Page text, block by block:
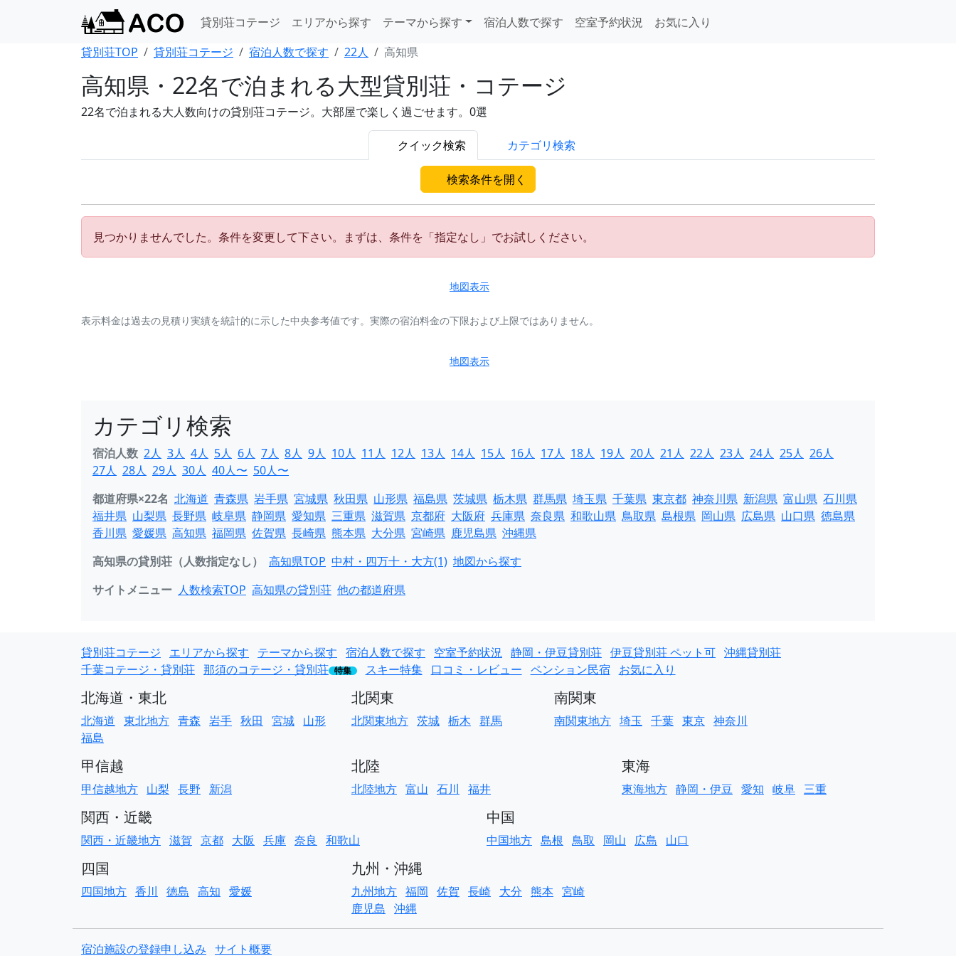
貸別荘コテージ エリアから探す テーマから探す 宿泊人数で探す 空室予約状況
お気に入り
貸別荘TOP
貸別荘コテージ 宿泊人数で探す 22人 高知県
高知県・22名で泊まれる大型貸別荘・コテージ
22名で泊まれる大人数向けの貸別荘コテージ。大部屋で楽しく過ごせます。0選
クイック検索 カテゴリ検索
検索条件を開く
見つかりませんでした。条件を変更して下さい。まずは、条件を「指定なし」でお試しください。
地図表示
表示料金は過去の見積り実績を統計的に示した中央参考値です。実際の宿泊料金の下限および上限ではありません。
地図表示
カテゴリ検索
宿泊人数 2人 3人 4人 5人 6人 7人 8人 9人 10人 11人 12人 13人 14人 15人 16人 17人 18人 19人 20人 21人 22人 23人 24人 25人 26人
27人 28人 29人 30人 40人〜 50人〜
都道府県×22名 北海道 青森県 岩手県 宮城県 秋田県 山形県 福島県 茨城県 栃木県 群馬県 埼玉県 千葉県 東京都 神奈川県 新潟県 富山県 石川県
福井県 山梨県 長野県 岐阜県 静岡県 愛知県 三重県 滋賀県 京都府 大阪府 兵庫県 奈良県 和歌山県 鳥取県 島根県 岡山県 広島県 山口県 徳島県
香川県 愛媛県 高知県 福岡県 佐賀県 長崎県 熊本県 大分県 宮崎県 鹿児島県 沖縄県
高知県の貸別荘（人数指定なし）
高知県TOP 中村・四万十・大方(1) 地図から探す
サイトメニュー 人数検索TOP 高知県の貸別荘 他の都道府県
貸別荘コテージ エリアから探す テーマから探す 宿泊人数で探す 空室予約状況 静岡・伊豆貸別荘 伊豆貸別荘 ペット可 沖縄貸別荘
千葉コテージ・貸別荘 那須のコテージ・貸別荘 特集 スキー特集 口コミ・レビュー ペンション民宿 お気に入り
北海道・東北
北海道 東北地方 青森 岩手 秋田 宮城 山形
福島
北関東
北関東地方 茨城 栃木 群馬
南関東
南関東地方 埼玉 千葉 東京 神奈川
甲信越
甲信越地方 山梨 長野 新潟
北陸
北陸地方 富山 石川 福井
東海
東海地方 静岡・伊豆 愛知 岐阜 三重
関西・近畿
関西・近畿地方 滋賀 京都 大阪 兵庫 奈良 和歌山
中国
中国地方 島根 鳥取 岡山 広島 山口
四国
四国地方 香川 徳島 高知 愛媛
九州・沖縄
九州地方 福岡 佐賀 長崎 大分 熊本 宮崎
鹿児島 沖縄
宿泊施設の登録申し込み サイト概要